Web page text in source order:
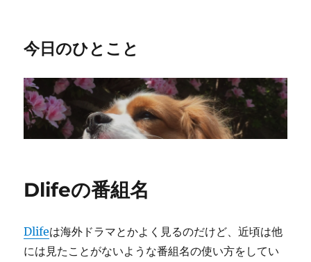
今日のひとこと
Dlifeの番組名
Dlifeは海外ドラマとかよく見るのだけど、近頃は他
には見たことがないような番組名の使い方をしてい